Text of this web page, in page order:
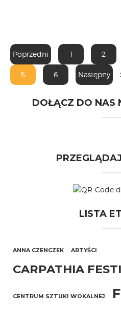
Poprzedni 1 2
5 6 Następny
DOŁĄCZ DO NAS
LISTA
ANNA CZENCZEK ARTYŚCI
CARPATHIA
CENTRUM SZTUKI WOKALNEJ